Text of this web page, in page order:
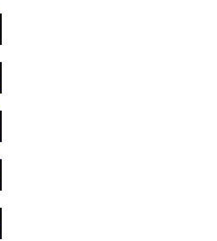
|
|
|
|
|